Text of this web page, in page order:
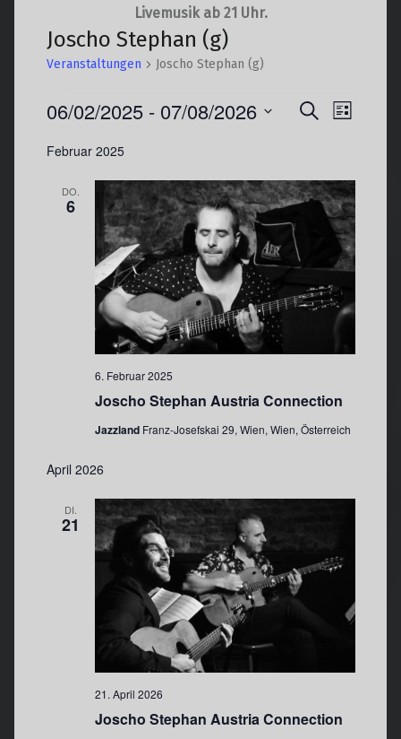
Livemusik ab 21 Uhr.
Joscho Stephan (g)
Veranstaltungen Joscho Stephan (g)
V
a
n
s
t
l
u
g
e
u
h
e
u
s
SucheV
n
s
t
a
l
t
n
A
n
e
N
v
g
Liste
06/02/2025 - 07/08/2026
wählen.
Februar 2025
DO.
6
Joscho Stephan Austria Connection
6. Februar 2025
Jazzland Franz-Josefskai 29, Wien, Wien, Österreich
April 2026
DI.
21
Joscho Stephan Austria Connection
21. April 2026